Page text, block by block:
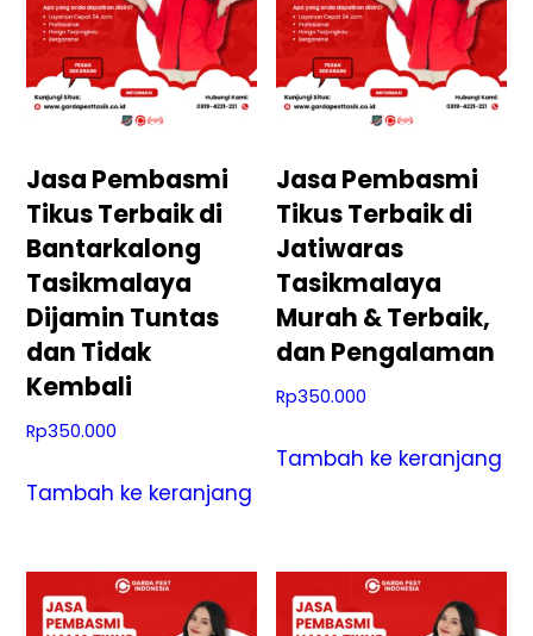
Jasa Pembasmi
Tikus Terbaik di
Bantarkalong
Tasikmalaya
Dijamin Tuntas
dan Tidak
Kembali
Rp350.000
Tambah ke keranjang
Jasa Pembasmi
Tikus Terbaik di
Jatiwaras
Tasikmalaya
Murah & Terbaik,
dan Pengalaman
Rp350.000
Tambah ke keranjang